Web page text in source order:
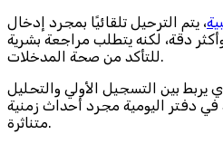
، يتم الترحيل تلقائيًا بمجرد إدخال
دقة، لكنه يتطلب مراجعة بشرية
للتأكد من صحة المدخلات.
يربط بين التسجيل الأولي والتحليل
في دفتر اليومية مجرد أحداث زمنية
متناثرة.